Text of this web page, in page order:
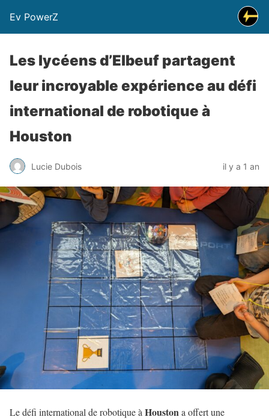
Ev PowerZ
Les lycéens d’Elbeuf partagent
leur incroyable expérience au défi
international de robotique à
Houston
Lucie Dubois il y a 1 an
Le défi international de robotique àHoustona offert une